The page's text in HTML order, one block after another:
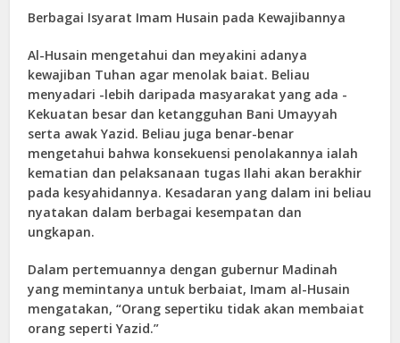
Berbagai Isyarat Imam Husain pada Kewajibannya
Al-Husain mengetahui dan meyakini adanya
kewajiban Tuhan agar menolak baiat. Beliau
menyadari -lebih daripada masyarakat yang ada -
Kekuatan besar dan ketangguhan Bani Umayyah
serta awak Yazid. Beliau juga benar-benar
mengetahui bahwa konsekuensi penolakannya ialah
kematian dan pelaksanaan tugas Ilahi akan berakhir
pada kesyahidannya. Kesadaran yang dalam ini beliau
nyatakan dalam berbagai kesempatan dan
ungkapan.
Dalam pertemuannya dengan gubernur Madinah
yang memintanya untuk berbaiat, Imam al-Husain
mengatakan, “Orang sepertiku tidak akan membaiat
orang seperti Yazid.”